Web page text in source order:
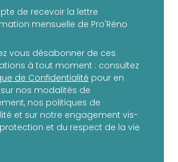
de recevoir la lettre
mensuelle de Pro'Réno
vous désabonner de ces
à tout moment : consultez
de Confidentialité pour en
nos modalités de
nos politiques de
et sur notre engagement vis-
et du respect de la vie